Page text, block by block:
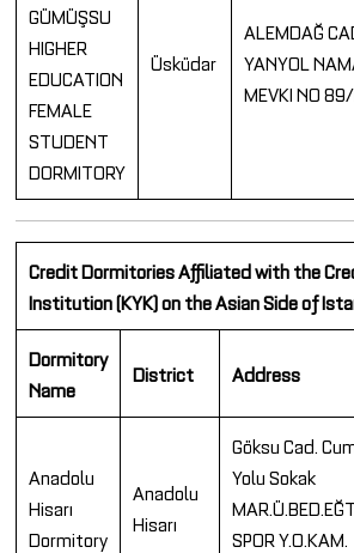
GÜMÜŞSU
HIGHER
EDUCATION
FEMALE
STUDENT
DORMITORY
Üsküdar
ALEMDAĞ
YANYOL
MEVKI NO
Credit Dormitories Affiliated with the
Institution (KYK) on the Asian Side of
Dormitory
Name
District Address
Anadolu
Hisarı
Dormitory
Anadolu
Hisarı
Göksu Cad.
Yolu Sokak
SPOR Y.O.KAM.